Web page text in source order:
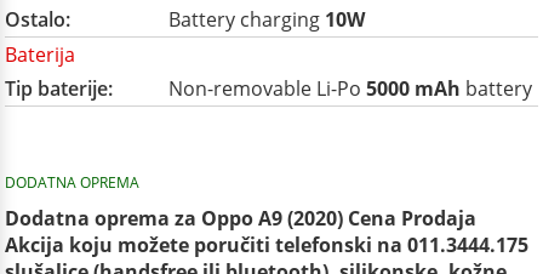
Ostalo:
Battery charging 10W
Baterija
Tip baterije:
Non-removable Li-Po 5000 mAh battery
DODATNA OPREMA
Dodatna oprema za Oppo A9 (2020) Cena Prodaja
Akcija koju možete poručiti telefonski na 011.3444.175